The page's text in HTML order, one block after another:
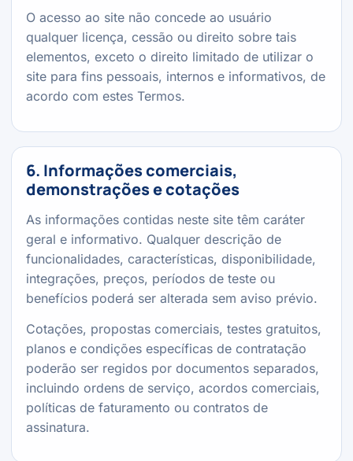
O acesso ao site não concede ao usuário
qualquer licença, cessão ou direito sobre tais
elementos, exceto o direito limitado de utilizar o
site para fins pessoais, internos e informativos, de
acordo com estes Termos.
6. Informações comerciais,
demonstrações e cotações
As informações contidas neste site têm caráter
geral e informativo. Qualquer descrição de
funcionalidades, características, disponibilidade,
integrações, preços, períodos de teste ou
benefícios poderá ser alterada sem aviso prévio.
Cotações, propostas comerciais, testes gratuitos,
planos e condições específicas de contratação
poderão ser regidos por documentos separados,
incluindo ordens de serviço, acordos comerciais,
políticas de faturamento ou contratos de
assinatura.